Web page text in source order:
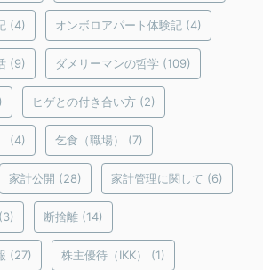
(4) オンボロアパート体験記 (4)
(9) ダメリーマンの哲学 (109)
ヒゲとの付き合い方 (2)
(4) 乞食（職場） (7)
家計公開 (28) 家計管理に関して (6)
(3) 断捨離 (14)
(27) 株主優待（IKK） (1)